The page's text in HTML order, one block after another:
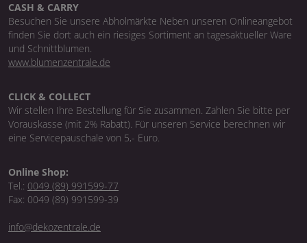
CASH & CARRY
Besuchen Sie unsere Abholmärkte Neben unseren Onlineangebot
finden Sie dort auch ein riesiges Sortiment an tagesaktueller Ware
und Schnittblumen.
www.blumenzentrale.de
CLICK & COLLECT
Wir stellen Ihre Bestellung für Sie zusammen. Zahlen Sie bitte per
Vorauskasse (mit 2% Rabatt). Für unseren Service berechnen wir
eine Servicepauschale von 5,- Euro.
Online Shop:
Tel.: 0049 (89) 991599-77
Fax: 0049 (89) 991599-39
info@dekozentrale.de